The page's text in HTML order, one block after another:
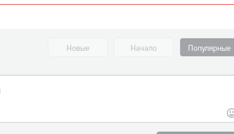
Новые Начало Популярные